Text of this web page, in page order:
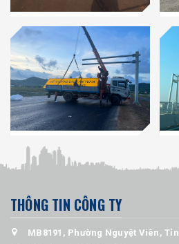
THÔNG TIN CÔNG TY
MB8191, Phường Nguyệt Viên,